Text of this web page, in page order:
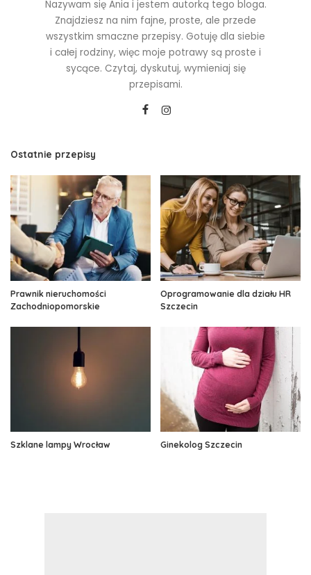
Nazywam się Ania i jestem autorką tego bloga.
Znajdziesz na nim fajne, proste, ale przede
wszystkim smaczne przepisy. Gotuję dla siebie
i całej rodziny, więc moje potrawy są proste i
sycące. Czytaj, dyskutuj, wymieniaj się
przepisami.
Ostatnie przepisy
Prawnik nieruchomości
Zachodniopomorskie
Oprogramowanie dla działu HR
Szczecin
Szklane lampy Wrocław Ginekolog Szczecin